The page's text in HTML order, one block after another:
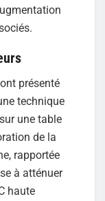
présenté
technique
une table
de la
rapportée
à atténuer
haute